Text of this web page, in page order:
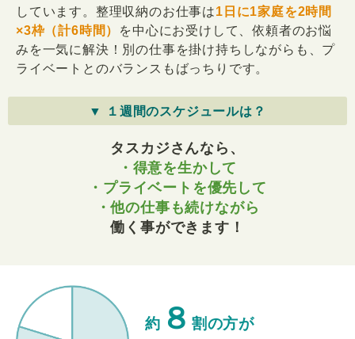
しています。整理収納のお仕事は1日に1家庭を2時間
×3枠（計6時間）
を中心にお受けして、依頼者のお悩
みを一気に解決！別の仕事を掛け持ちしながらも、プ
ライベートとのバランスもばっちりです。
▼ １週間のスケジュールは？
タスカジさんなら、
・得意を生かして
・プライベートを優先して
・他の仕事も続けながら
働く事ができます！
約 ８ 割の方が